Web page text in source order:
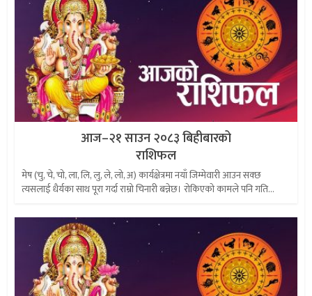
आज–२१ साउन २०८३ बिहीबारको
राशिफल
मेष (चु, चे, चो, ला, लि, लु, ले, लो, अ) कार्यक्षेत्रमा नयाँ जिम्मेवारी आउन सक्छ
त्यसलाई धैर्यका साथ पूरा गर्दा राम्रो चिनारी बन्नेछ। रोकिएको कामले पनि गति...